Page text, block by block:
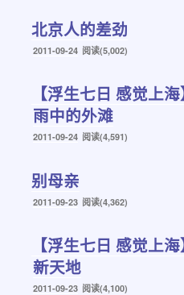
北京人的差劲
发
2011-09-24 阅读(5,002)
【浮生七日 感觉上
雨中的外滩
发
2011-09-24 阅读(4,591)
别母亲
发
2011-09-23 阅读(4,362)
【浮生七日 感觉上
新天地
发
2011-09-23 阅读(4,100)